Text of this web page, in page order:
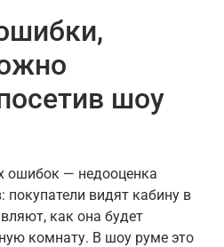
шоу
ошибок — недооценка
покупатели видят кабину в
как она будет
комнату. В шоу руме это